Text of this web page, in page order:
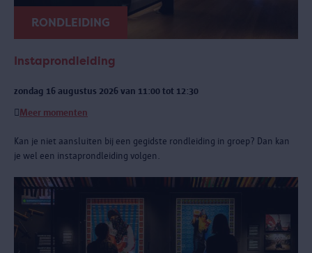
RONDLEIDING
Instaprondleiding
zondag 16 augustus 2026 van 11:00 tot 12:30
Meer momenten
Kan je niet aansluiten bij een gegidste rondleiding in groep? Dan kan
je wel een instaprondleiding volgen.